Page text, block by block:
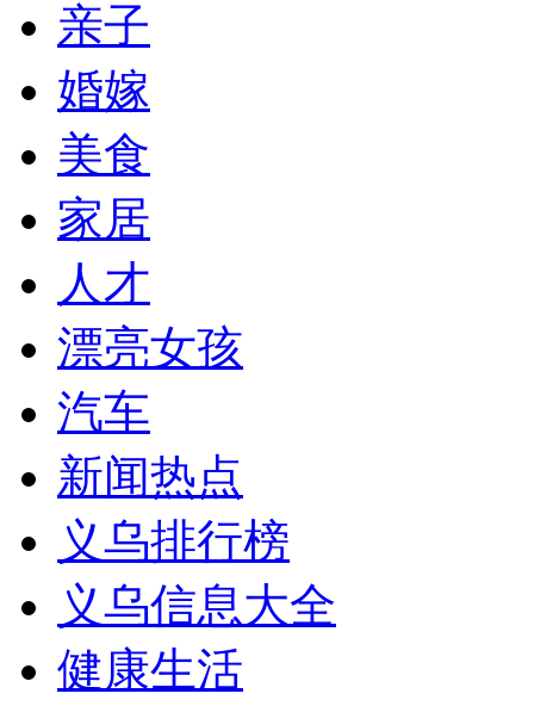
亲子
婚嫁
美食
家居
人才
漂亮女孩
汽车
新闻热点
义乌排行榜
义乌信息大全
健康生活